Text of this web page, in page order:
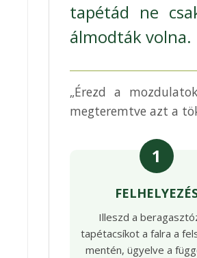
tapétád ne
álmodták volna.
„Érezd a
megteremtve azt a
1
Illeszd a
tapétacsíkot a falra a
mentén, ügyelve a